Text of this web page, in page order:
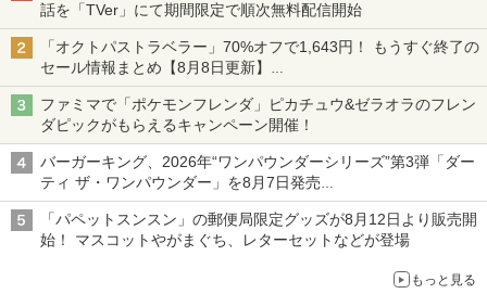
話を「TVer」にて期間限定で順次無料配信開始
「オクトパストラベラー」70%オフで1,643円！ もうすぐ終了の
セール情報まとめ【8月8日更新】
ニンテンドーeショップでは「大神 絶景版」が67%オフで990円
ファミマで「ポケモンフレンダ」ピカチュウ&ゼラオラのフレン
ダピックがもらえるキャンペーン開催！
バーガーキング、2026年“ワンパウンダーシリーズ”第3弾「ダー
ティ ザ・ワンパウンダー」を8月7日発売
「特製ガーリックマヨソース」を使用した超大型チーズバーガー
「パペットスンスン」の郵便局限定グッズが8月12日より販売開
始！ マスコットやがまぐち、レターセットなどが登場
もっと見る